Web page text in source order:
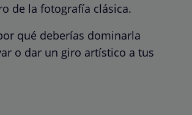
de la fotografía clásica.
qué deberías dominarla
o dar un giro artístico a tus